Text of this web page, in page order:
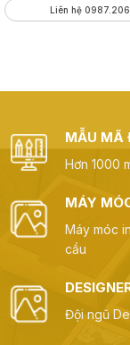
Liên hệ
MẪU MÃ
Hơn 1000
MÁY
Máy móc
cầu
Đội ngũ